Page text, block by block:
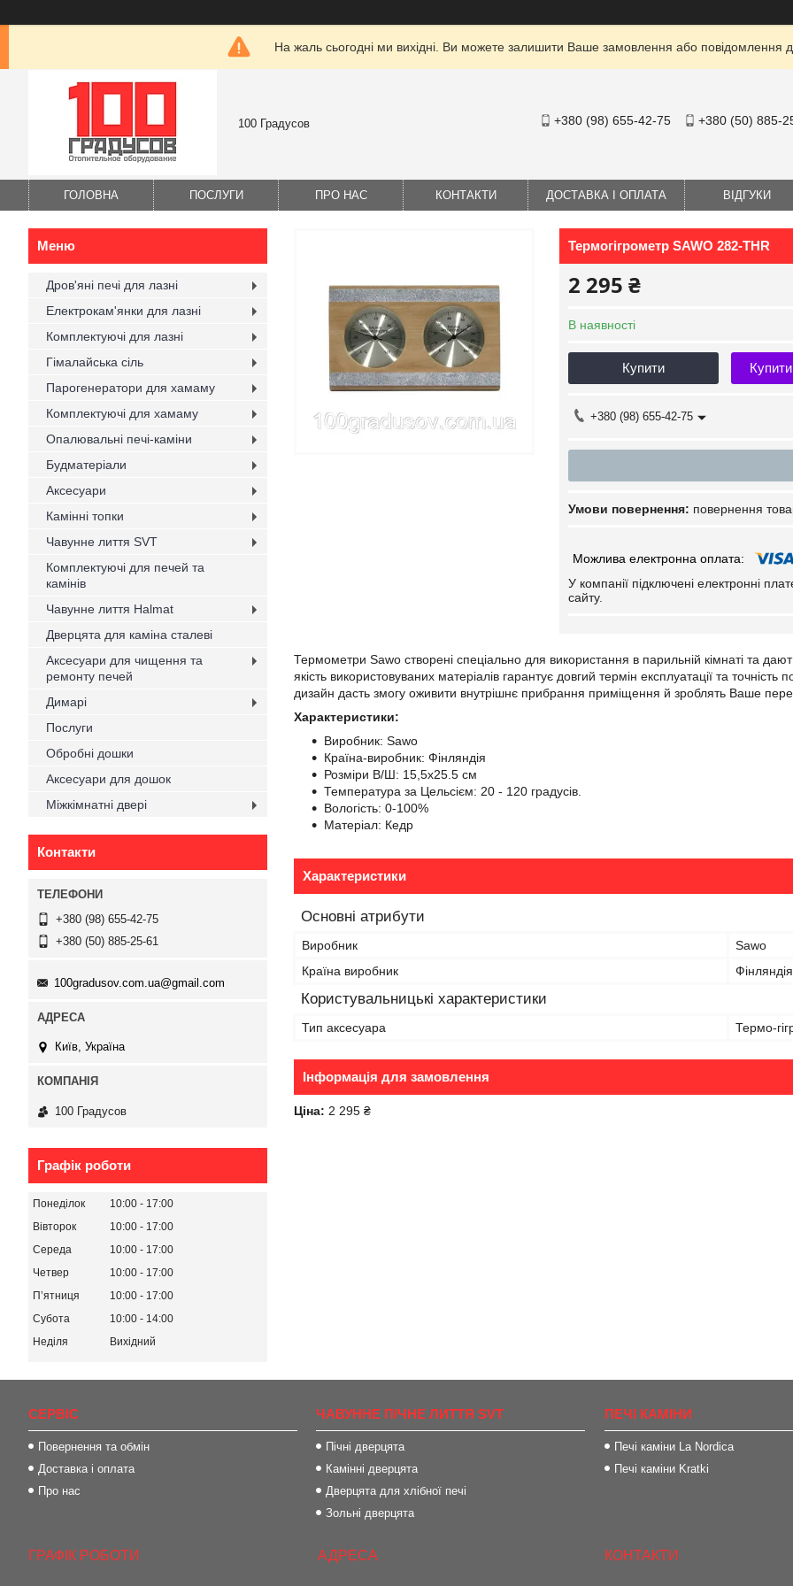
На жаль сьогодні ми вихідні. Ви можете залишити Ваше замовлення або повідомлення
100 Градусов +380 (98) 655-42-75 +380 (50) 885-
ГОЛОВНА ПОСЛУГИ ПРО НАС КОНТАКТИ ДОСТАВКА І ОПЛАТА ВІДГУКИ
Термогігрометр SAWO 282-THR
2 295 ₴
В наявності
Купити
+380 (98) 655-42-75
повернення
У компанії підключені електронні
сайту.
Термометри Sawo створені спеціально для використання в парильній кімнаті та
якість використовуваних матеріалів гарантує довгий термін експлуатації та
дизайн дасть змогу оживити внутрішнє прибрання приміщення й зроблять Ваше
Характеристики:
Виробник: Sawo
Країна-виробник: Фінляндія
Розміри В/Ш: 15,5х25.5 см
Температура за Цельсієм: 20 - 120 градусів.
Вологість: 0-100%
Матеріал: Кедр
Характеристики
Основні атрибути
Виробник
Sawo
Країна виробник
Фінляндія
Користувальницькі характеристики
Тип аксесуара Термо-
Інформація для замовлення
Ціна: 2 295 ₴
Дров'яні печі для лазні
Електрокам'янки для лазні
Комплектуючі для лазні
Гімалайська сіль
Парогенератори для хамаму
Комплектуючі для хамаму
Опалювальні печі-каміни
Будматеріали
Аксесуари
Камінні топки
Чавунне лиття SVT
Комплектуючі для печей та
камінів
Чавунне лиття Halmat
Дверцята для каміна сталеві
Аксесуари для чищення та
ремонту печей
Димарі
Послуги
Обробні дошки
Аксесуари для дошок
Міжкімнатні двері
Контакти
+380 (98) 655-42-75
+380 (50) 885-25-61
100gradusov.com.ua@gmail.com
Київ, Україна
100 Градусов
Графік роботи
Понеділок 10:00
17:00
Вівторок
10:00
17:00
Середа
10:00
17:00
Четвер
10:00
17:00
Пʼятниця
10:00
17:00
Субота
10:00
14:00
Неділя
Вихідний
СЕРВІС
Повернення та обмін
Доставка і оплата
Про нас
ЧАВУННЕ ПІЧНЕ ЛИТТЯ SVT
Пічні дверцята
Камінні дверцята
Дверцята для хлібної печі
Зольні дверцята
ПЕЧІ КАМІНИ
Печі каміни La Nordica
Печі каміни Kratki
ГРАФІК РОБОТИ